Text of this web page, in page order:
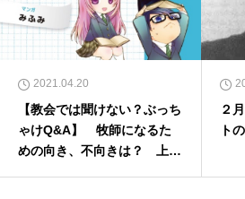
2021.04.20
【教会では聞けない？ぶっち
ゃけQ&A】 牧師になるた
めの向き、不向きは？ 上林
２
ト